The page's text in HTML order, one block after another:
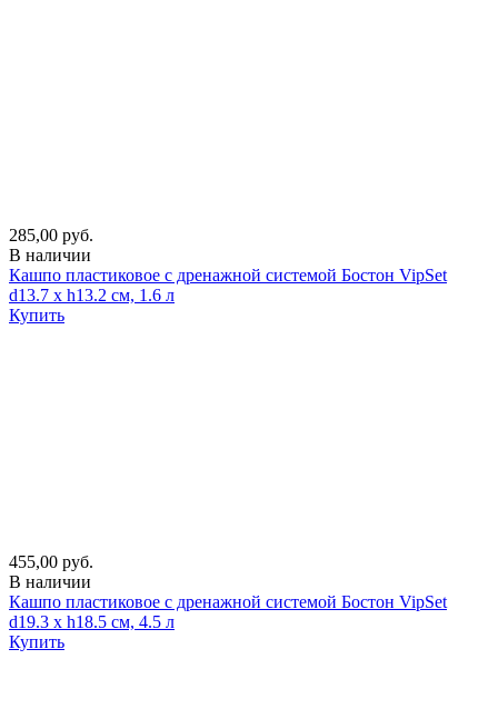
285,00 руб.
В наличии
Кашпо пластиковое с дренажной системой Бостон VipSet
d13.7 х h13.2 см, 1.6 л
Купить
455,00 руб.
В наличии
Кашпо пластиковое с дренажной системой Бостон VipSet
d19.3 х h18.5 см, 4.5 л
Купить